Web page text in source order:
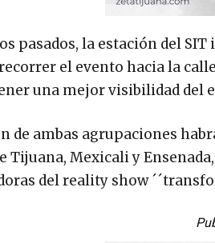
pasados, la estación del
el evento hacia la
una mejor visibilidad del
de ambas agrupaciones
Tijuana, Mexicali y
del reality show